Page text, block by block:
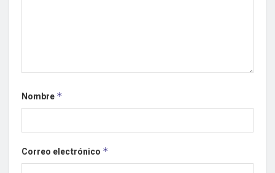
Nombre *
Correo electrónico *